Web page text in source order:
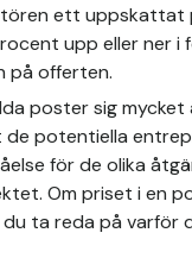
ett uppskattat
upp eller ner i
på offerten.
poster sig
potentiella
för de olika
Om priset i en
du ta reda på varför